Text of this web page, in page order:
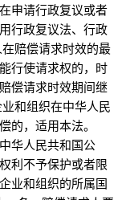
申请行政复议或者
行政复议法、行政
赔偿请求时效的最
行使请求权的，时
偿请求时效期间继
组织在中华人民
的，适用本法。
华人民共和国公
利不予保护或者限
业和组织的所属国